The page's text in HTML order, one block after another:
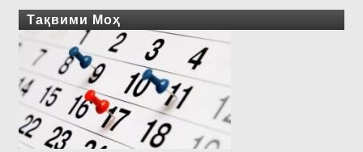
Тақвими Моҳ